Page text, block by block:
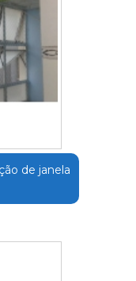
de janela